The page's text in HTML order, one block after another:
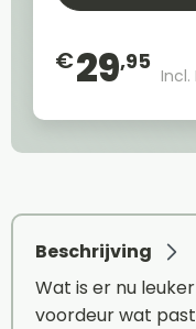
€29,95
Incl.
Beschrijving
Wat is er nu
voordeur wat